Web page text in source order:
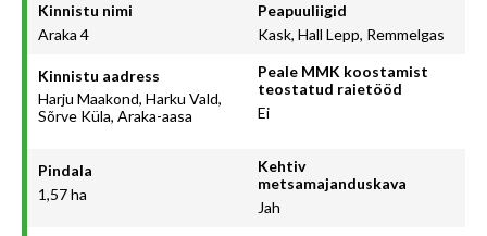
Kinnistu nimi
Araka 4
Peapuuliigid
Kask, Hall Lepp, Remmelgas
Kinnistu aadress
Harju Maakond, Harku Vald,
Sõrve Küla, Araka-aasa
Peale MMK koostamist
teostatud raietööd
Ei
Pindala
1,57 ha
Kehtiv
metsamajanduskava
Jah